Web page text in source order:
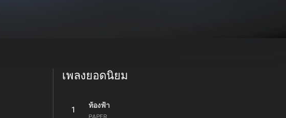
เพลงยอดนิยม
1
ท้องฟ้า